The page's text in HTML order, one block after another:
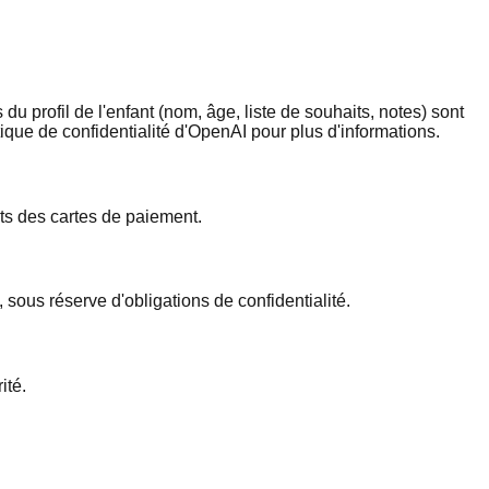
profil de l'enfant (nom, âge, liste de souhaits, notes) sont
de confidentialité d'OpenAI pour plus d'informations.
des cartes de paiement.
réserve d'obligations de confidentialité.